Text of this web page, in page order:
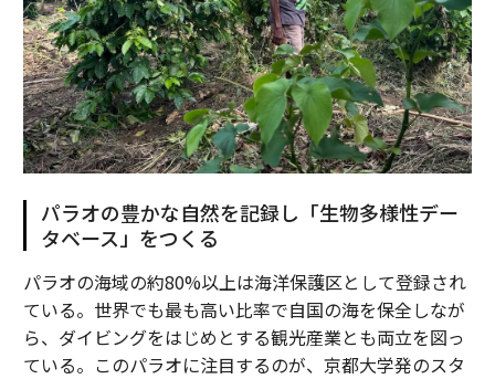
パラオの豊かな自然を記録し「生物多様性デー
タベース」をつくる
パラオの海域の約80%以上は海洋保護区として登録され
ている。世界でも最も高い比率で自国の海を保全しなが
ら、ダイビングをはじめとする観光産業とも両立を図っ
ている。このパラオに注目するのが、京都大学発のスタ